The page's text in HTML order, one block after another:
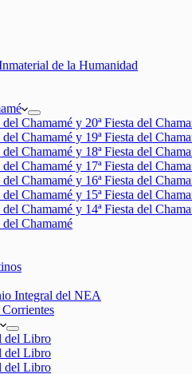
de la Humanidad
Chamamé y 20ª Fiesta del
Chamamé y 19ª Fiesta del
Chamamé y 18ª Fiesta del
Chamamé y 17ª Fiesta del
Chamamé y 16ª Fiesta del
del Chamamé y 15ª Fiesta del
del Chamamé y 14ª Fiesta del
del Chamamé
Integral del NEA
del Libro
del Libro
del Libro